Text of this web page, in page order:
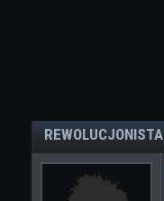
REWOLUCJONISTA